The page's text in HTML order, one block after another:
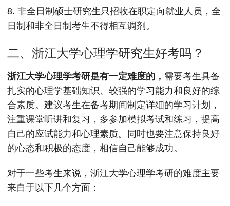
8. 非全日制硕士研究生只招收在职定向就业人员，全
日制和非全日制考生不得相互调剂。
二、浙江大学心理学研究生好考吗？
浙江大学心理学考研是有一定难度的， 需要考生具备
扎实的心理学基础知识、较强的学习能力和良好的综
合素质。建议考生在备考期间制定详细的学习计划，
注重课堂听讲和复习，多参加模拟考试和练习，提高
自己的应试能力和心理素质。同时也要注意保持良好
的心态和积极的态度，相信自己能够成功。
对于一些考生来说，浙江大学心理学考研的难度主要
来自于以下几个方面：